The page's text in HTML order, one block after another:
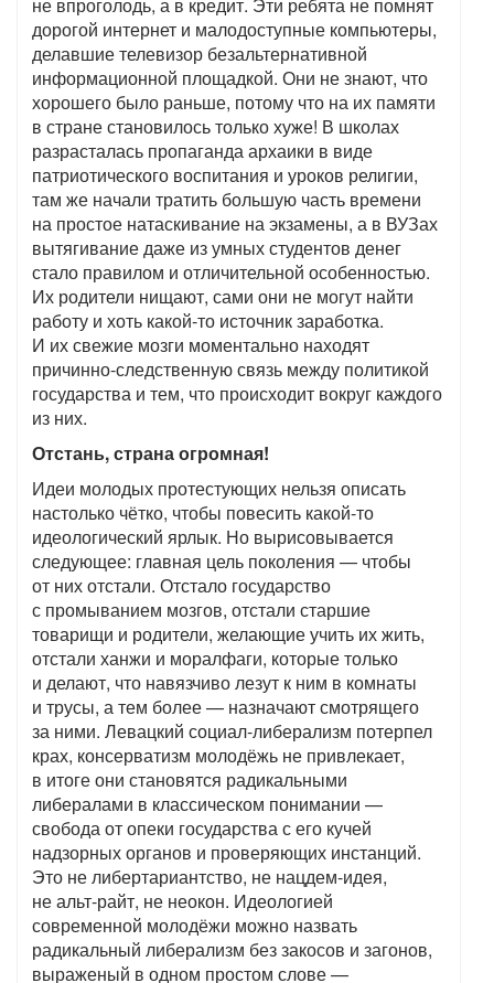
дорогой интернет и малодоступные компьютеры,
делавшие телевизор безальтернативной
информационной площадкой. Они не знают, что
хорошего было раньше, потому что на их памяти
в стране становилось только хуже! В школах
разрасталась пропаганда архаики в виде
патриотического воспитания и уроков религии,
там же начали тратить большую часть времени
на простое натаскивание на экзамены, а в ВУЗах
вытягивание даже из умных студентов денег
стало правилом и отличительной особенностью.
Их родители нищают, сами они не могут найти
работу и хоть какой-то источник заработка.
И их свежие мозги моментально находят
причинно-следственную связь между политикой
государства и тем, что происходит вокруг каждого
из них.
Отстань, страна огромная!
Идеи молодых протестующих нельзя описать
настолько чётко, чтобы повесить какой-то
идеологический ярлык. Но вырисовывается
следующее: главная цель поколения — чтобы
от них отстали. Отстало государство
с промыванием мозгов, отстали старшие
товарищи и родители, желающие учить их жить,
отстали ханжи и моралфаги, которые только
и делают, что навязчиво лезут к ним в комнаты
и трусы, а тем более — назначают смотрящего
за ними. Левацкий социал-либерализм потерпел
крах, консерватизм молодёжь не привлекает,
в итоге они становятся радикальными
либералами в классическом понимании —
свобода от опеки государства с его кучей
надзорных органов и проверяющих инстанций.
Это не либертариантство, не нацдем-идея,
не альт-райт, не неокон. Идеологией
современной молодёжи можно назвать
радикальный либерализм без закосов и загонов,
выраженый в одном простом слове —